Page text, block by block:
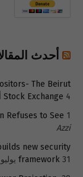
أحدث
The Beirut
Stock Exchange 4 أغسطس 2026
Refuses to See 1 أغسطس 2026
Azzi
new security
framework 31 يوليو 2026